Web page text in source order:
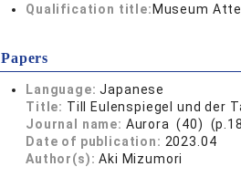
Qualification title: Museum
Papers
Language:Japanese
Title: Till Eulenspiegel und der
Journal name: Aurora (40)
Date of publication: 2023.04
Author(s):Aki Mizumori